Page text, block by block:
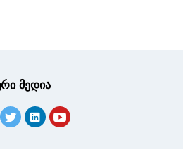
მედია